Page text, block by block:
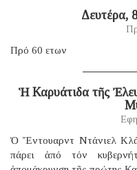
Δευτέρα,
Πρό 60 ετων
Ἡ Καρυάτιδα τῆς
Ὁ Ἔντουαρντ Ντάνιελ
πάρει ἀπό τόν